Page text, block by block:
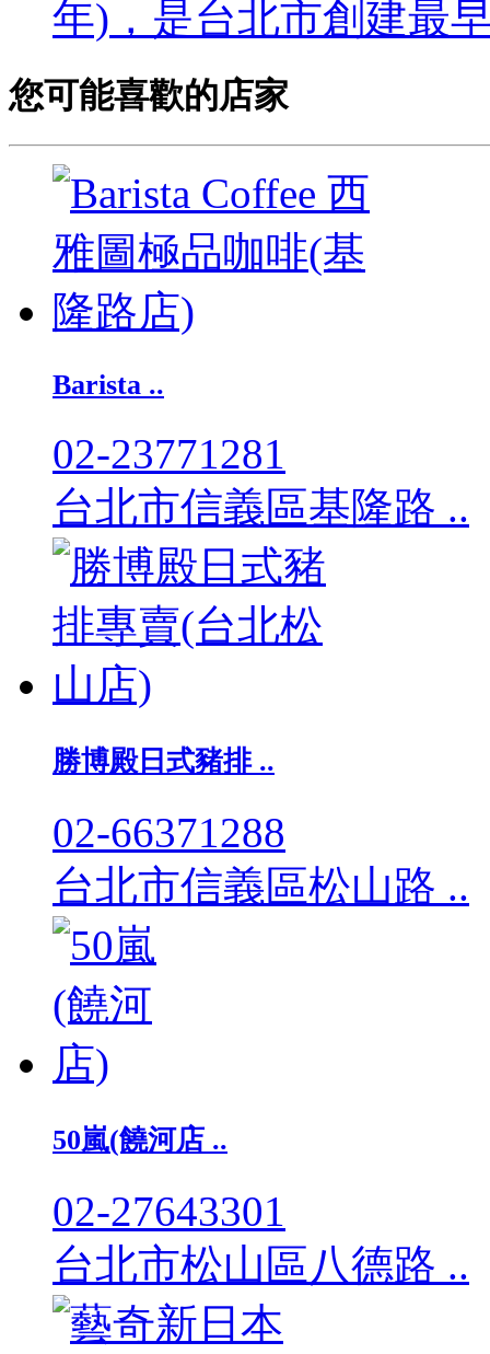
年)，是台北市創建最
您可能喜歡的店家
Barista ..
02-23771281
台北市信義區基隆路 ..
勝博殿日式豬排 ..
02-66371288
台北市信義區松山路 ..
50嵐(饒河店 ..
02-27643301
台北市松山區八德路 ..